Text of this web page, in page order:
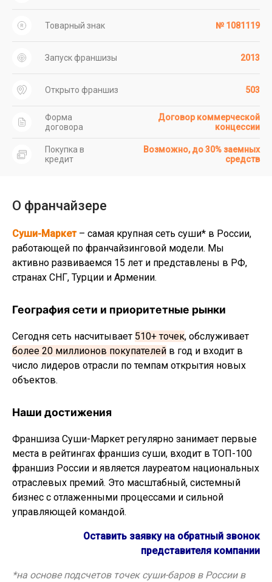
Товарный знак № 1081119
Запуск франшизы 2013
Открыто франшиз 503
Форма
договора
Договор коммерческой
концессии
Покупка в
кредит
Возможно, до 30% заемных
средств
О франчайзере
Суши-Маркет– самая крупная сеть суши* в России,
работающей по франчайзинговой модели. Мы
активно развиваемся 15 лет и представлены в РФ,
странах СНГ, Турции и Армении.
География сети и приоритетные рынки
Сегодня сеть насчитывает 510+ точек, обслуживает
более 20 миллионов покупателей в год и входит в
число лидеров отрасли по темпам открытия новых
объектов.
Наши достижения
Франшиза Суши-Маркет регулярно занимает первые
места в рейтингах франшиз суши, входит в ТОП-100
франшиз России и является лауреатом национальных
отраслевых премий. Это масштабный, системный
бизнес с отлаженными процессами и сильной
управляющей командой.
Оставить заявку на обратный звонок
представителя компании
*на основе подсчетов точек суши-баров в России в